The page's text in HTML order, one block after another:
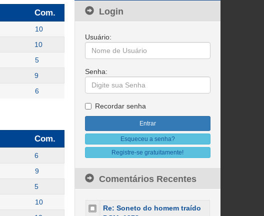
Com.
10
10
5
9
6
Com.
6
9
5
10
Login
Usuário:
Senha:
Recordar senha
Esqueceu a senha?
Registre-se gratuitamente!
Comentários Recentes
Re: Soneto do homem traído